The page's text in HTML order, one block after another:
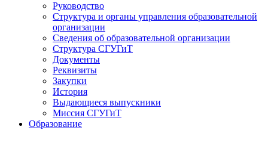
Руководство
Структура и органы управления образовательной
организации
Сведения об образовательной организации
Структура СГУГиТ
Документы
Реквизиты
Закупки
История
Выдающиеся выпускники
Миссия СГУГиТ
Образование